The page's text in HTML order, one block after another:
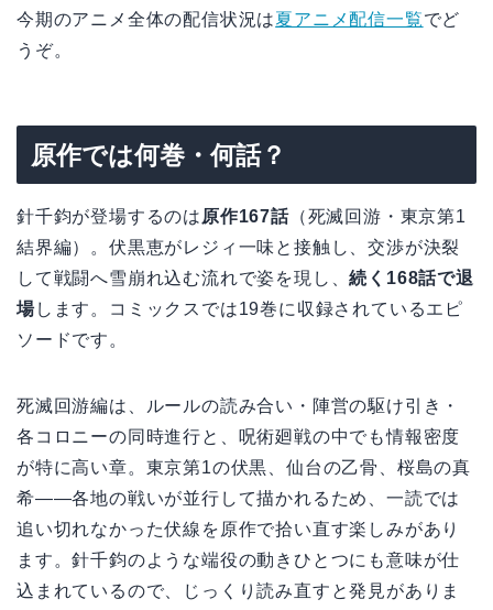
今期のアニメ全体の配信状況は夏アニメ配信一覧でど
うぞ。
原作では何巻・何話？
針千鈞が登場するのは 原作167話（死滅回游・東京第1
結界編）。伏黒恵がレジィ一味と接触し、交渉が決裂
して戦闘へ雪崩れ込む流れで姿を現し、続く168話で退
場します。コミックスでは19巻に収録されているエピ
ソードです。
死滅回游編は、ルールの読み合い・陣営の駆け引き・
各コロニーの同時進行と、呪術廻戦の中でも情報密度
が特に高い章。東京第1の伏黒、仙台の乙骨、桜島の真
希——各地の戦いが並行して描かれるため、一読では
追い切れなかった伏線を原作で拾い直す楽しみがあり
ます。針千鈞のような端役の動きひとつにも意味が仕
込まれているので、じっくり読み直すと発見がありま